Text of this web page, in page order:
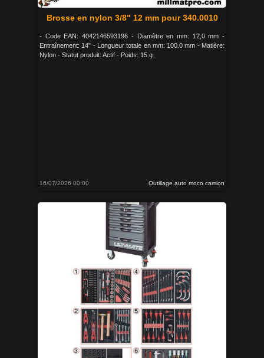
Brosse en nylon 3/8" 12 mm pour 340.0010
- Code EAN: 4042146593196 - Diamètre en mm: 12,0 mm -
Entraînement: 14" - Longueur totale en mm: 100.0 mm - Matière:
Nylon - Statut produit: Actif - Poids: 15 g
16/07/2026 00:00 Outillage auto moco camion